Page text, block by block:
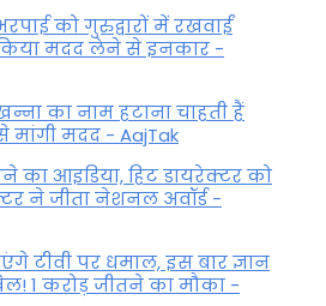
को गुरुद्वारों में रखवाईं
मदद लेने से इनकार -
का नाम हटाना चाहती हैं
मांगी मदद - AajTak
का आइडिया, हिट डायरेक्टर को
ने जीता नेशनल अवॉर्ड -
टीवी पर धमाल, इस बार ज्ञान
1 करोड़ जीतने का मौका -